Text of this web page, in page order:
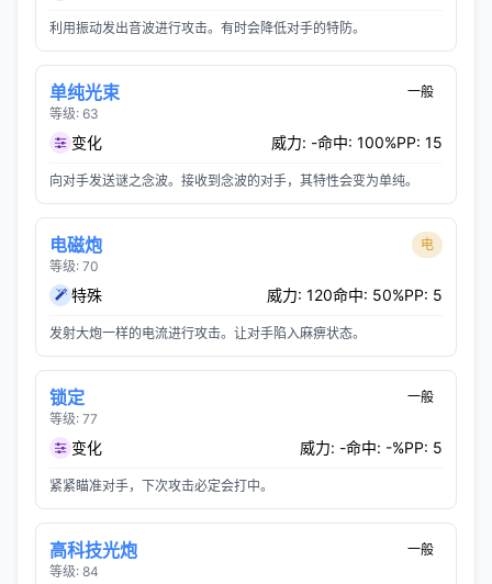
利用振动发出音波进行攻击。有时会降低对手的特防。
单纯光束
等级: 63
一般
变化 威力: -命中: 100%PP: 15
向对手发送谜之念波。接收到念波的对手，其特性会变为单纯。
电磁炮
等级: 70
电
特殊 威力: 120命中: 50%PP: 5
发射大炮一样的电流进行攻击。让对手陷入麻痹状态。
锁定
等级: 77
一般
变化 威力: -命中: -%PP: 5
紧紧瞄准对手，下次攻击必定会打中。
高科技光炮
等级: 84
一般